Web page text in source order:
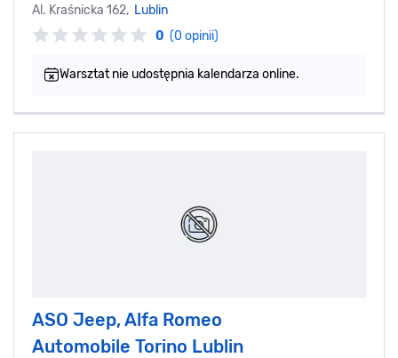
Al. Kraśnicka 162, Lublin
0 (0 opinii)
Warsztat nie udostępnia kalendarza online.
ASO Jeep, Alfa Romeo
Automobile Torino Lublin